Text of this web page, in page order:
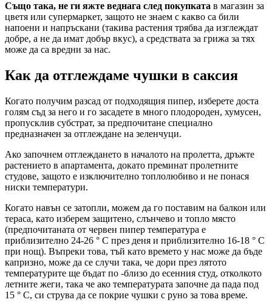
Също така, не ги яжте веднага след покупката в магазин за
цветя или супермаркет, защото не знаем с какво са били
напоени и напръскани (такива растения трябва да изглеждат
добре, а не да имат добър вкус), а средствата за грижа за тях
може да са вредни за нас.
Как да отглеждаме чушки в саксия
Когато получим разсад от подходящия пипер, изберете доста
голям съд за него и го засадете в много плодороден, хумусен,
пропусклив субстрат, за предпочитане специално
предназначен за отглеждане на зеленчуци.
Ако започнем отглеждането в началото на пролетта, дръжте
растението в апартамента, докато преминат пролетните
студове, защото е изключително топлолюбиво и не понася
ниски температури.
Когато навън се затопли, можем да го поставим на балкон или
тераса, като изберем защитено, слънчево и топло място
(предпочитаната от червен пипер температура е
приблизително 24-26 ° C през деня и приблизително 16-18 ° C
при нощ). Въпреки това, тъй като времето у нас може да бъде
капризно, може да се случи така, че дори през лятото
температурите ще бъдат по -близо до есенния студ, отколкото
летните жеги, така че ако температурата започне да пада под
15 ° C, си струва да се покрие чушки с руно за това време.